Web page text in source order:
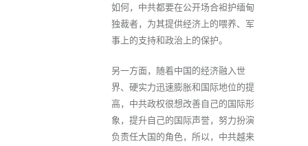
如何，中共都要在公开场合袒护缅甸
独裁者，为其提供经济上的喂养、军
事上的支持和政治上的保护。
另一方面，随着中国的经济融入世
界、硬实力迅速膨胀和国际地位的提
高，中共政权很想改善自己的国际形
象，提升自己的国际声誉，努力扮演
负责任大国的角色，所以，中共越来